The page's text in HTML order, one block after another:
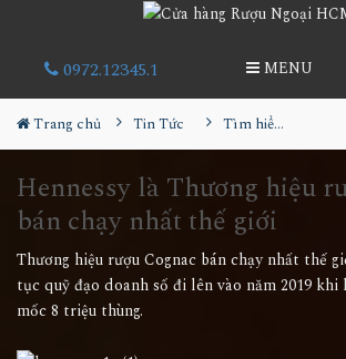
0972.12345.1 MENU
Trang chủ Tin Tức Tìm hiểu về rượu
Hennessy là Thương hiệu
bán chạy nhất thế giới
Thương hiệu rượu Cognac bán chạy nhất thế
tục quỹ đạo doanh số đi lên vào năm 2019
mốc 8 triệu thùng.